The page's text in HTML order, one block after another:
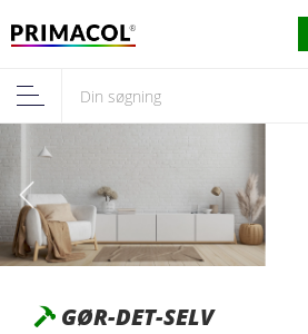
GØR-DET-SELV